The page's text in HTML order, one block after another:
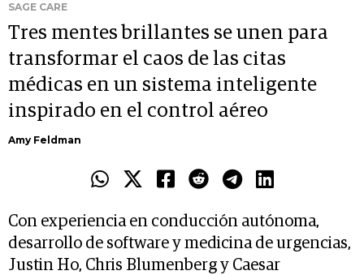
SAGE CARE
Tres mentes brillantes se unen para
transformar el caos de las citas
médicas en un sistema inteligente
inspirado en el control aéreo
Amy Feldman
Con experiencia en conducción autónoma,
desarrollo de software y medicina de urgencias,
Justin Ho, Chris Blumenberg y Caesar